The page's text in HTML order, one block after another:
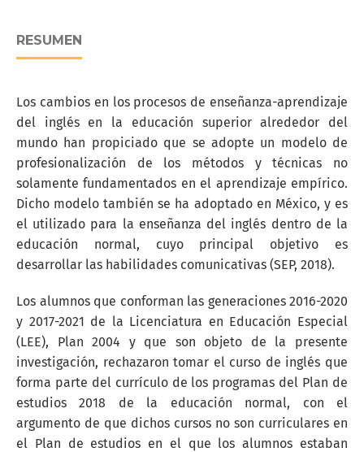
RESUMEN
Los cambios en los procesos de enseñanza-aprendizaje
del inglés en la educación superior alrededor del
mundo han propiciado que se adopte un modelo de
profesionalización de los métodos y técnicas no
solamente fundamentados en el aprendizaje empírico.
Dicho modelo también se ha adoptado en México, y es
el utilizado para la enseñanza del inglés dentro de la
educación normal, cuyo principal objetivo es
desarrollar las habilidades comunicativas (SEP, 2018).
Los alumnos que conforman las generaciones 2016-2020
y 2017-2021 de la Licenciatura en Educación Especial
(LEE), Plan 2004 y que son objeto de la presente
investigación, rechazaron tomar el curso de inglés que
forma parte del currículo de los programas del Plan de
estudios 2018 de la educación normal, con el
argumento de que dichos cursos no son curriculares en
el Plan de estudios en el que los alumnos estaban